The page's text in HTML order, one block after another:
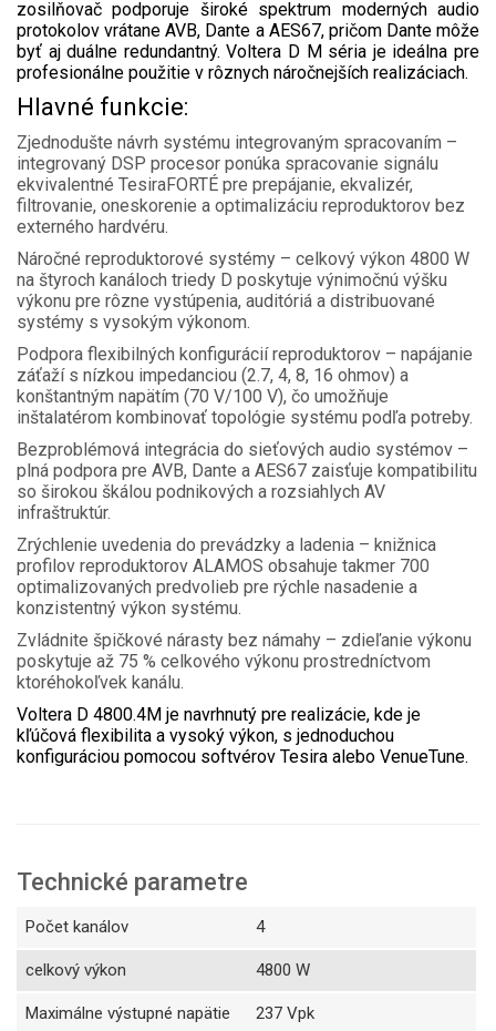
zosilňovač podporuje široké spektrum moderných audio
protokolov vrátane AVB, Dante a AES67, pričom Dante môže
byť aj duálne redundantný. Voltera D M séria je ideálna pre
profesionálne použitie v rôznych náročnejších realizáciach.
Hlavné funkcie:
Zjednodušte návrh systému integrovaným spracovaním –
integrovaný DSP procesor ponúka spracovanie signálu
ekvivalentné TesiraFORTÉ pre prepájanie, ekvalizér,
filtrovanie, oneskorenie a optimalizáciu reproduktorov bez
externého hardvéru.
Náročné reproduktorové systémy – celkový výkon 4800 W
na štyroch kanáloch triedy D poskytuje výnimočnú výšku
výkonu pre rôzne vystúpenia, auditóriá a distribuované
systémy s vysokým výkonom.
Podpora flexibilných konfigurácií reproduktorov – napájanie
záťaží s nízkou impedanciou (2.7, 4, 8, 16 ohmov) a
konštantným napätím (70 V/100 V), čo umožňuje
inštalatérom kombinovať topológie systému podľa potreby.
Bezproblémová integrácia do sieťových audio systémov –
plná podpora pre AVB, Dante a AES67 zaisťuje kompatibilitu
so širokou škálou podnikových a rozsiahlych AV
infraštruktúr.
Zrýchlenie uvedenia do prevádzky a ladenia – knižnica
profilov reproduktorov ALAMOS obsahuje takmer 700
optimalizovaných predvolieb pre rýchle nasadenie a
konzistentný výkon systému.
Zvládnite špičkové nárasty bez námahy – zdieľanie výkonu
poskytuje až 75 % celkového výkonu prostredníctvom
ktoréhokoľvek kanálu.
Voltera D 4800.4M je navrhnutý pre realizácie, kde je
kľúčová flexibilita a vysoký výkon, s jednoduchou
konfiguráciou pomocou softvérov Tesira alebo VenueTune.
Technické parametre
Počet kanálov 4
celkový výkon 4800 W
Maximálne výstupné napätie 237 Vpk